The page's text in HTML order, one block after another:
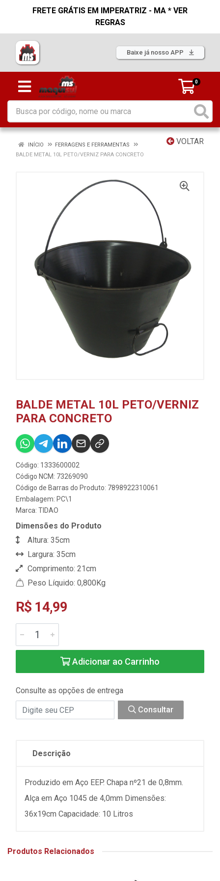
FRETE GRÁTIS EM IMPERATRIZ - MA * VER
REGRAS
Baixe já nosso APP
0
VOLTAR
INÍCIO
FERRAGENS E FERRAMENTAS
BALDE METAL 10L PETO/VERNIZ PARA CONCRETO
BALDE METAL 10L PETO/VERNIZ
PARA CONCRETO
Código: 1333600002
Código NCM: 73269090
Código de Barras do Produto: 7898922310061
Embalagem: PC\1
Marca: TIDAO
Dimensões do Produto
Altura: 35cm
Largura: 35cm
Comprimento: 21cm
Peso Líquido: 0,800Kg
R$ 14,99
Adicionar ao Carrinho
Consulte as opções de entrega
Consultar
Descrição
Produzido em Aço EEP. Chapa nº21 de 0,8mm.
Alça em Aço 1045 de 4,0mm Dimensões:
36x19cm Capacidade: 10 Litros
Produtos Relacionados